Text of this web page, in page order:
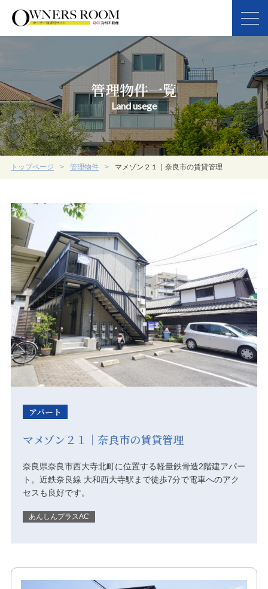
管理物件一覧
Land usege
トップページ 管理物件 マメゾン２１｜奈良市の賃貸管理
アパート
マメゾン２１｜奈良市の賃貸管理
奈良県奈良市西大寺北町に位置する軽量鉄骨造2階建アパー
ト。近鉄奈良線 大和西大寺駅まで徒歩7分で電車へのアク
セスも良好です。
あんしんプラスAC